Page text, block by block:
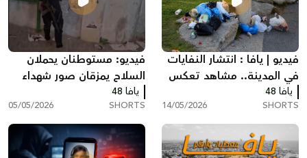
فيديو | يافا : انتشار النفايات
في المدينة.. مشاهد تعكس
حالة من الاستهتار
يافا 48
SHORTS
14/05/2026
فيديو: مستوطنان يحملان
السلاح يمزقان صور شهداء
أطفال غزة في يافا
يافا 48
SHORTS
05/05/2026